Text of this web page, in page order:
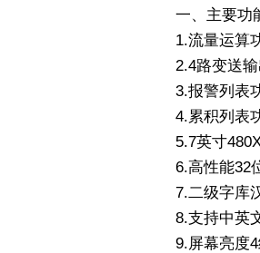
一、主要功
1.流量运算
2.4路变送
3.报警列表
4.累积列表
5.7英寸
6.高性能32
7.二级字库
8.支持中英
9.屏幕亮度4